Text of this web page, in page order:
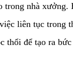
trong nhà xưởng.
liên tục trong
thổi để tạo ra